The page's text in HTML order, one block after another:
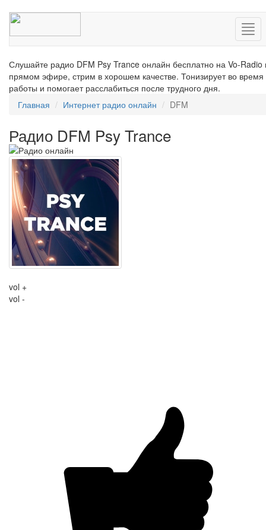
Слушайте радио DFM Psy Trance онлайн бесплатно на Vo-Radio
прямом эфире, стрим в хорошем качестве. Тонизирует во время
работы и помогает расслабиться после трудного дня.
Главная
Интернет радио онлайн DFM
Радио DFM Psy Trance
vol +
vol -